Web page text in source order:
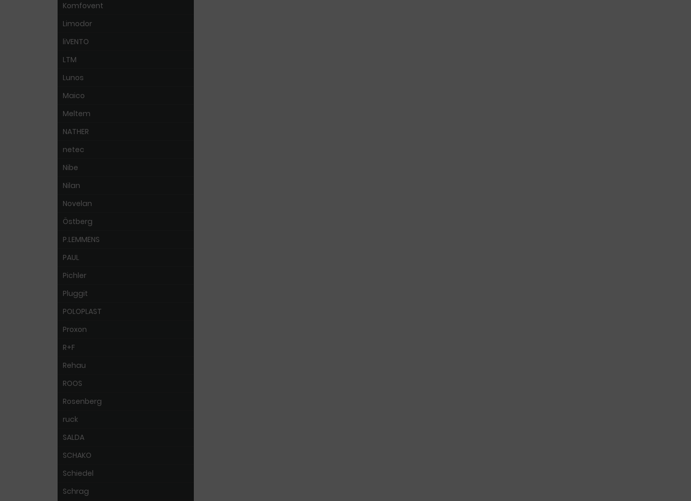
Komfovent
Limodor
liVENTO
LTM
Lunos
Maico
Meltem
NATHER
netec
Nibe
Nilan
Novelan
Östberg
P.LEMMENS
PAUL
Pichler
Pluggit
POLOPLAST
Proxon
R+F
Rehau
ROOS
Rosenberg
ruck
SALDA
SCHAKO
Schiedel
Schrag